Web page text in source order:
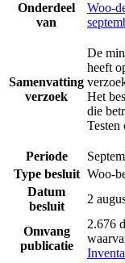
Onderdeel
van
Woo-
Samenvatting
verzoek
De
heeft
Het
die
Testen
Periode
Type besluit Woo-
Datum
besluit
2
Omvang
publicatie
2.676